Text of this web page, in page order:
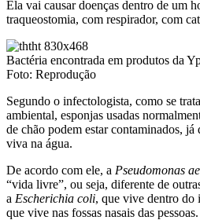
Ela vai causar doenças dentro de um
traqueostomia, com respirador, com
Bactéria encontrada em produtos da
Foto: Reprodução
Segundo o infectologista, como se
ambiental, esponjas usadas
de chão podem estar contaminados, já
viva na água.
De acordo com ele, a Pseudomonas
“vida livre”, ou seja, diferente de
a Escherichia coli, que vive dentro do
que vive nas fossas nasais das pessoas.